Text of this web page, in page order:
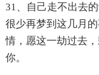
31、自己走不出去
很少再梦到这几月
情，愿这一劫过去
你。